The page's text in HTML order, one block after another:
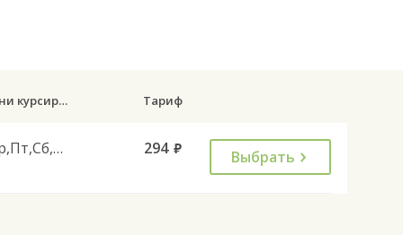
Дни курсирования Тариф
Ср,Пт,Сб,Вс 294 руб. Выбрать